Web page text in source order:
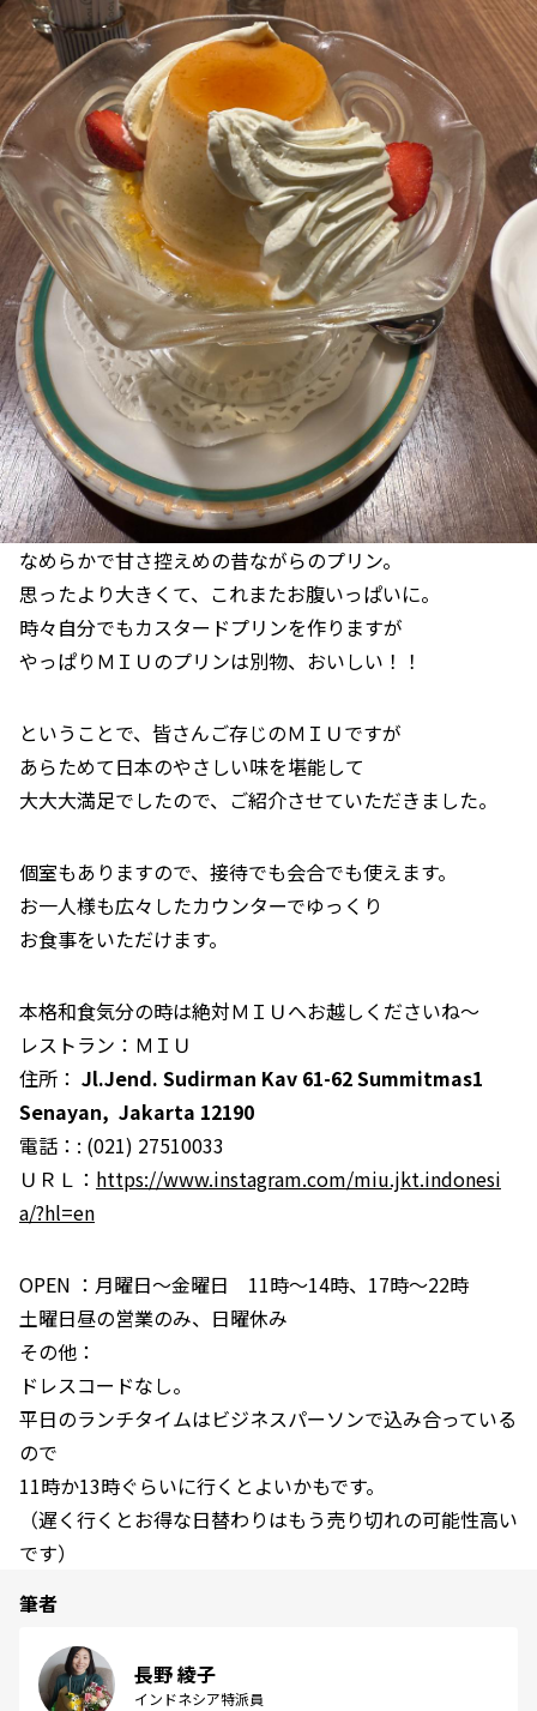
なめらかで甘さ控えめの昔ながらのプリン。
思ったより大きくて、これまたお腹いっぱいに。
時々自分でもカスタードプリンを作りますが
やっぱりＭＩＵのプリンは別物、おいしい！！
ということで、皆さんご存じのＭＩＵですが
あらためて日本のやさしい味を堪能して
大大大満足でしたので、ご紹介させていただきました。
個室もありますので、接待でも会合でも使えます。
お一人様も広々したカウンターでゆっくり
お食事をいただけます。
本格和食気分の時は絶対ＭＩＵへお越しくださいね～
レストラン：ＭＩＵ
住所： Jl.Jend. Sudirman Kav 61-62 Summitmas1
Senayan, Jakarta 12190
電話： : (021) 27510033
ＵＲＬ： https://www.instagram.com/miu.jkt.indonesi
a/?hl=en
OPEN ：月曜日～金曜日 11時～14時、17時～22時
土曜日昼の営業のみ、日曜休み
その他：
ドレスコードなし。
平日のランチタイムはビジネスパーソンで込み合っている
ので
11時か13時ぐらいに行くとよいかもです。
（遅く行くとお得な日替わりはもう売り切れの可能性高い
です）
筆者
長野 綾子
インドネシア特派員